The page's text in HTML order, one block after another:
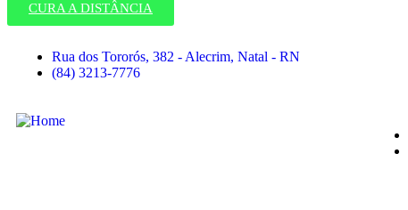
CURA A DISTÂNCIA
Rua dos Tororós, 382 - Alecrim, Natal - RN
(84) 3213-7776